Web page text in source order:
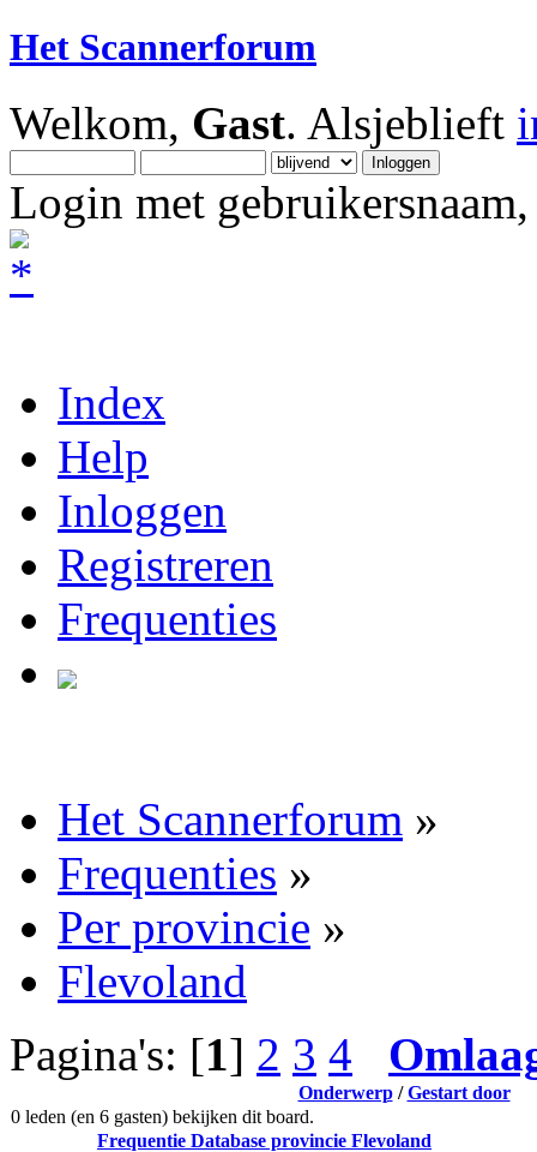
Het Scannerforum
Welkom, Gast. Alsjeblieft
Login met
Index
Help
Inloggen
Registreren
Frequenties
Het Scannerforum »
Frequenties »
Per provincie »
Flevoland
Pagina's: [1] 2 3 4
Onderwerp/Gestart door
0 leden (en 6 gasten) bekijken dit board.
Frequentie Database provincie Flevoland